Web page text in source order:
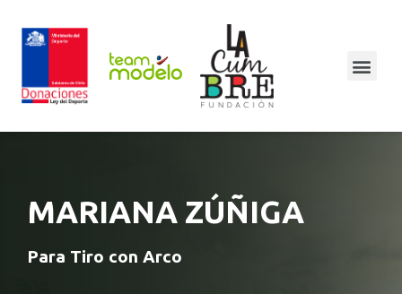
MARIANA ZÚÑIGA
Para Tiro con Arco